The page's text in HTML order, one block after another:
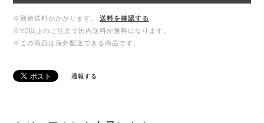
※別途送料がかかります。
送料を確認する
※¥0以上のご注文で国内送料が無料になります。
※この商品は海外配送できる商品です。
通報する